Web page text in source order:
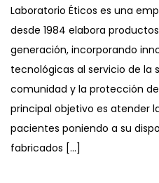
Laboratorio Éticos es una
desde 1984 elabora
generación, incorporando
tecnológicas al servicio de la
comunidad y la protección
principal objetivo es atender
pacientes poniendo a su
fabricados […]